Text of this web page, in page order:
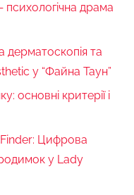
драма
та
у “Файна Таун”
основні критерії і
Цифрова
у Lady